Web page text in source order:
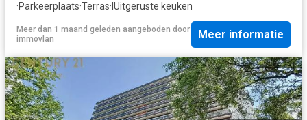
·Parkeerplaats·Terras· IUitgeruste keuken
Meer dan 1 maand geleden aangeboden door
immovlan
Meer informatie